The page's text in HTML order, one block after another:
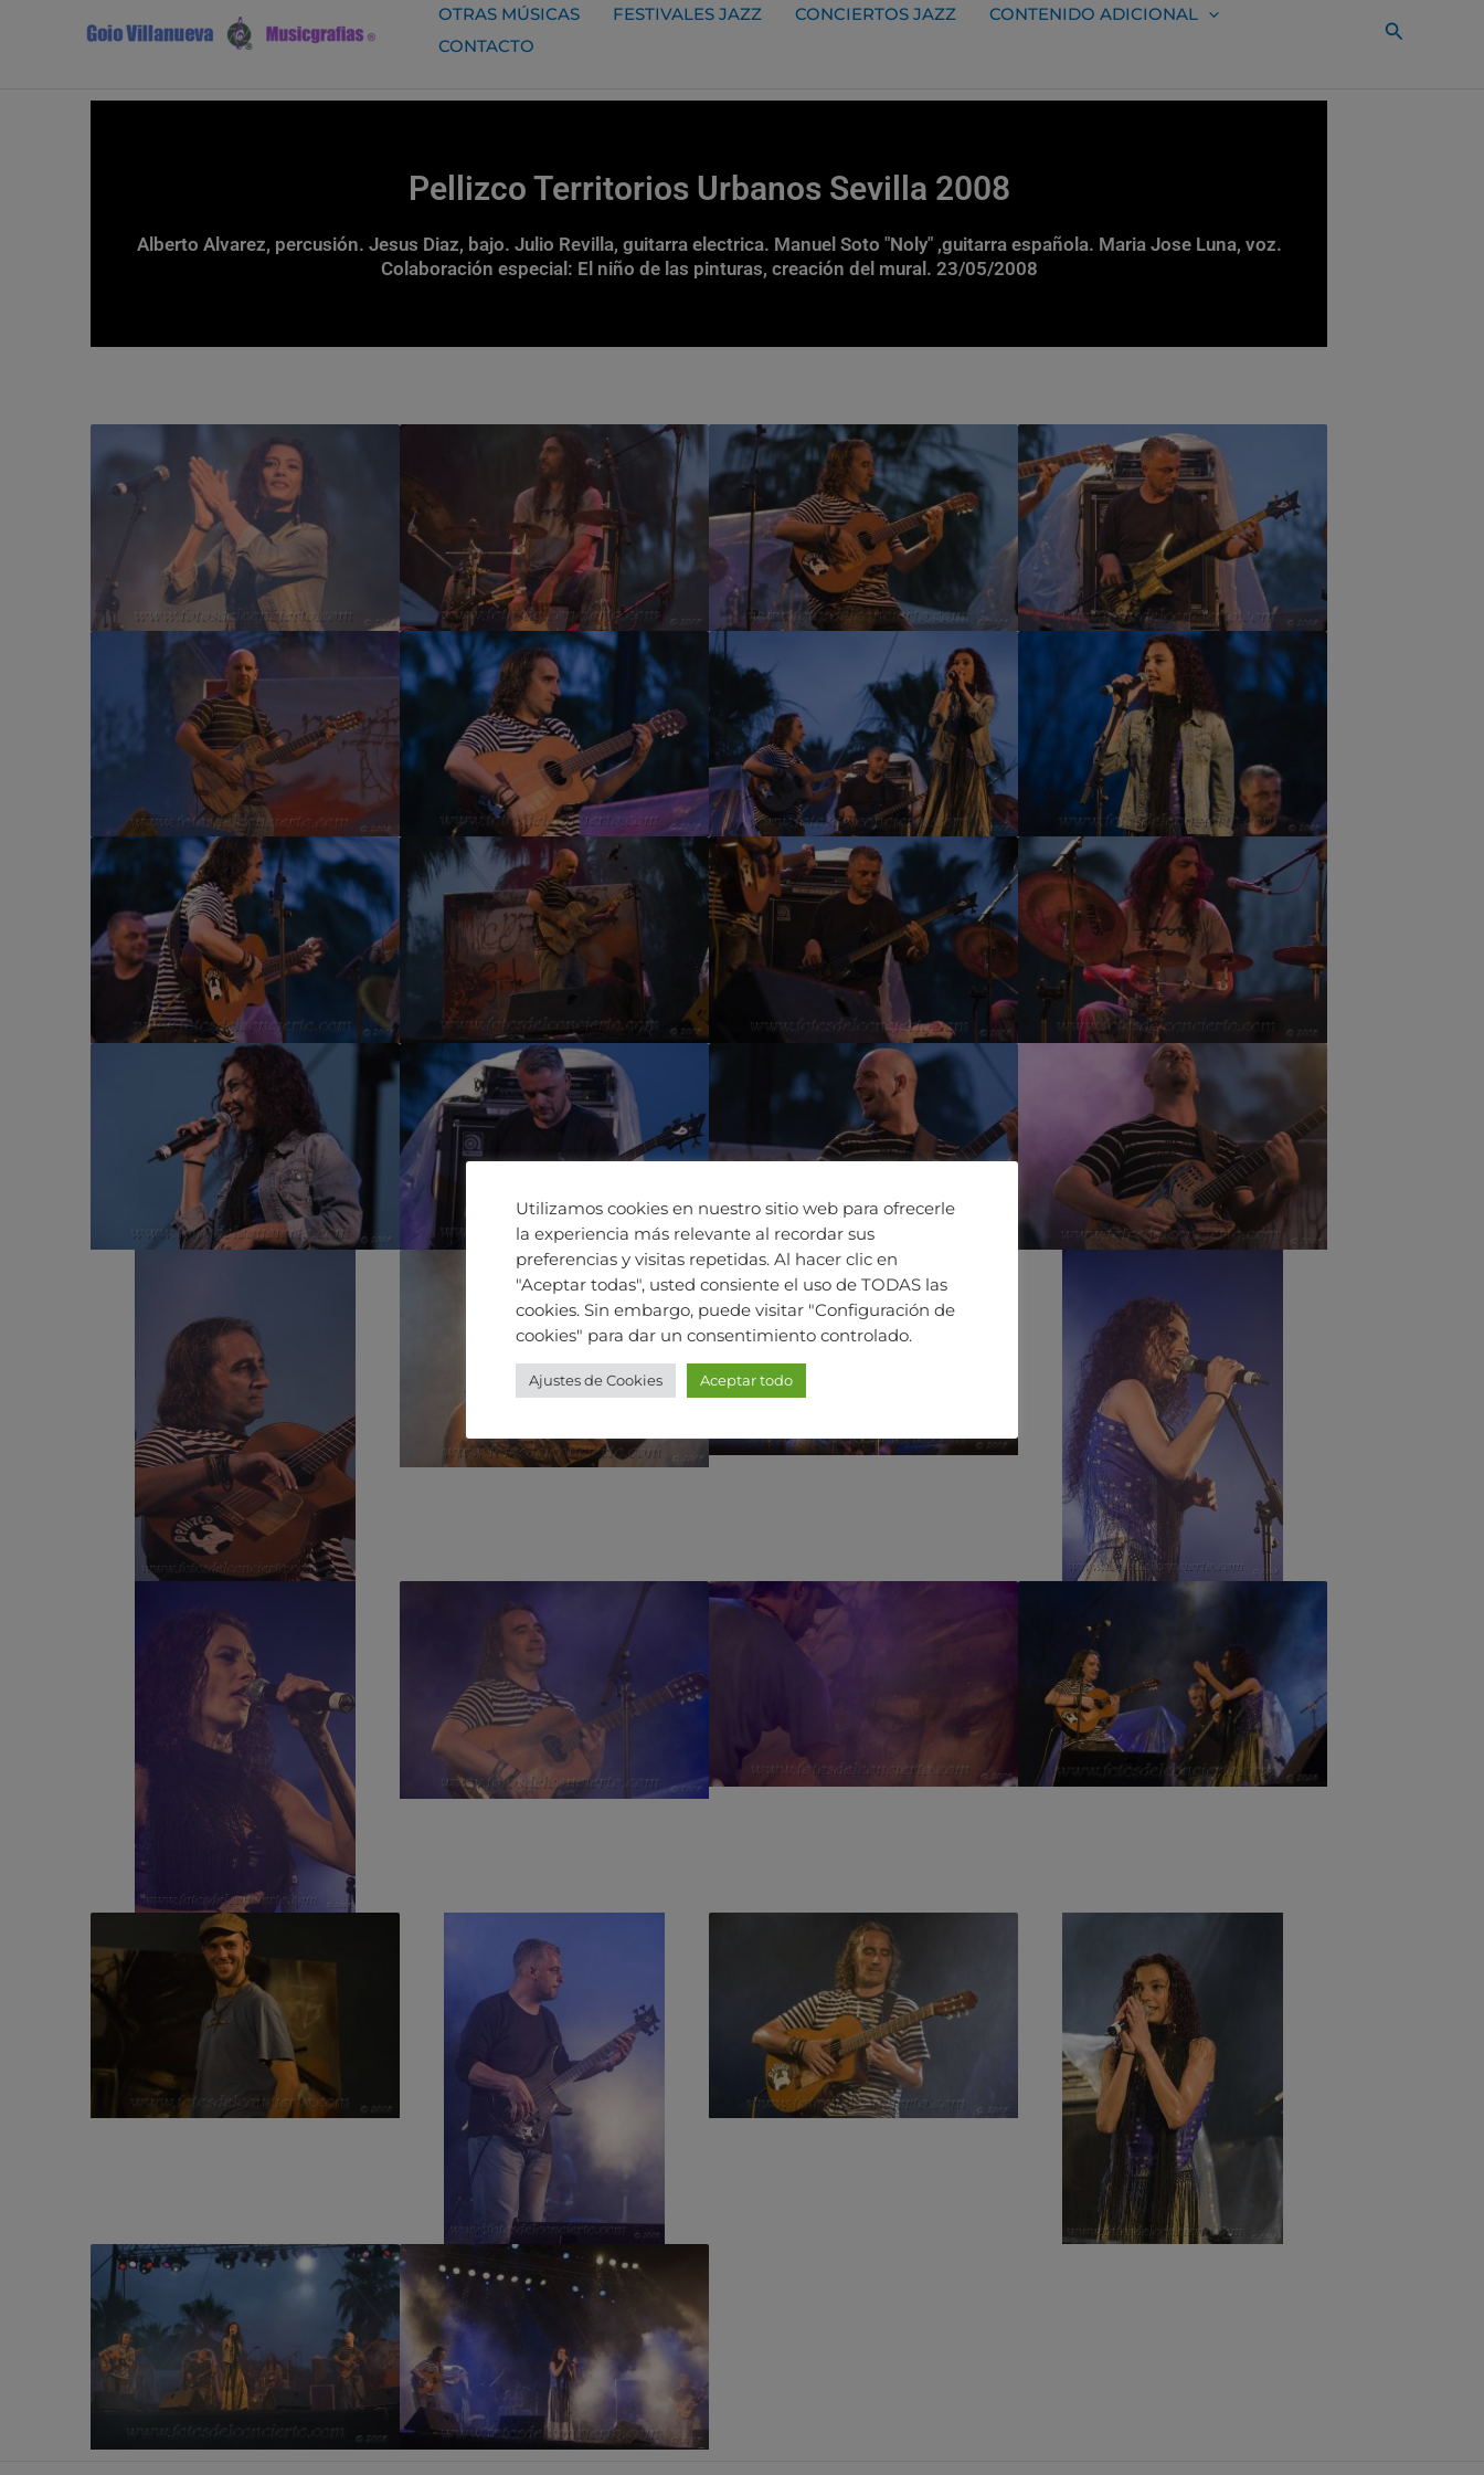
OTRAS MÚSICAS FESTIVALES JAZZ CONCIERTOS JAZZ
CONTENIDO ADICIONAL
CONTACTO
Buscar
Pellizco Territorios Urbanos Sevilla 2008
Alberto Alvarez, percusión. Jesus Diaz, bajo. Julio Revilla, guitarra electrica. Manuel Soto "Noly" ,guitarra española. Maria Jose Luna, voz.
Colaboración especial: El niño de las pinturas, creación del mural. 23/05/2008
Utilizamos cookies en nuestro sitio web para ofrecerle
la experiencia más relevante al recordar sus
preferencias y visitas repetidas. Al hacer clic en
"Aceptar todas", usted consiente el uso de TODAS las
cookies. Sin embargo, puede visitar "Configuración de
cookies" para dar un consentimiento controlado.
Ajustes de Cookies Aceptar todo